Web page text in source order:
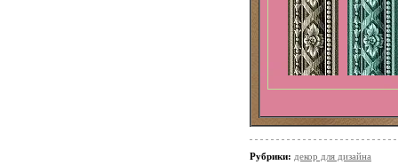
Рубрики: декор для дизайна